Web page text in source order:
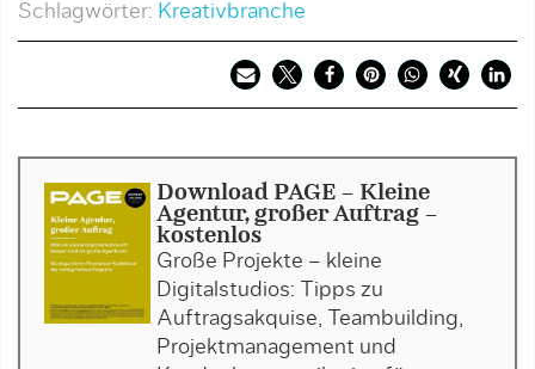
Schlagwörter: Kreativbranche
Download PAGE - Kleine
Agentur, großer Auftrag -
kostenlos
Große Projekte – kleine
Digitalstudios: Tipps zu
Auftragsakquise, Teambuilding,
Projektmanagement und